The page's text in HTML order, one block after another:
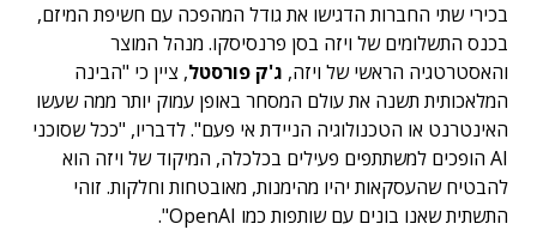
בכירי שתי החברות הדגישו את גודל המהפכה עם חשיפת המיזם,
בכנס התשלומים של ויזה בסן פרנסיסקו. מנהל המוצר
והאסטרטגיה הראשי של ויזה, ג'ק פורסטל, ציין כי "הבינה
המלאכותית תשנה את עולם המסחר באופן עמוק יותר ממה שעשו
האינטרנט או הטכנולוגיה הניידת אי פעם". לדבריו, "ככל שסוכני
AI הופכים למשתתפים פעילים בכלכלה, המיקוד של ויזה הוא
להבטיח שהעסקאות יהיו מהימנות, מאובטחות וחלקות. זוהי
התשתית שאנו בונים עם שותפות כמו OpenAI".